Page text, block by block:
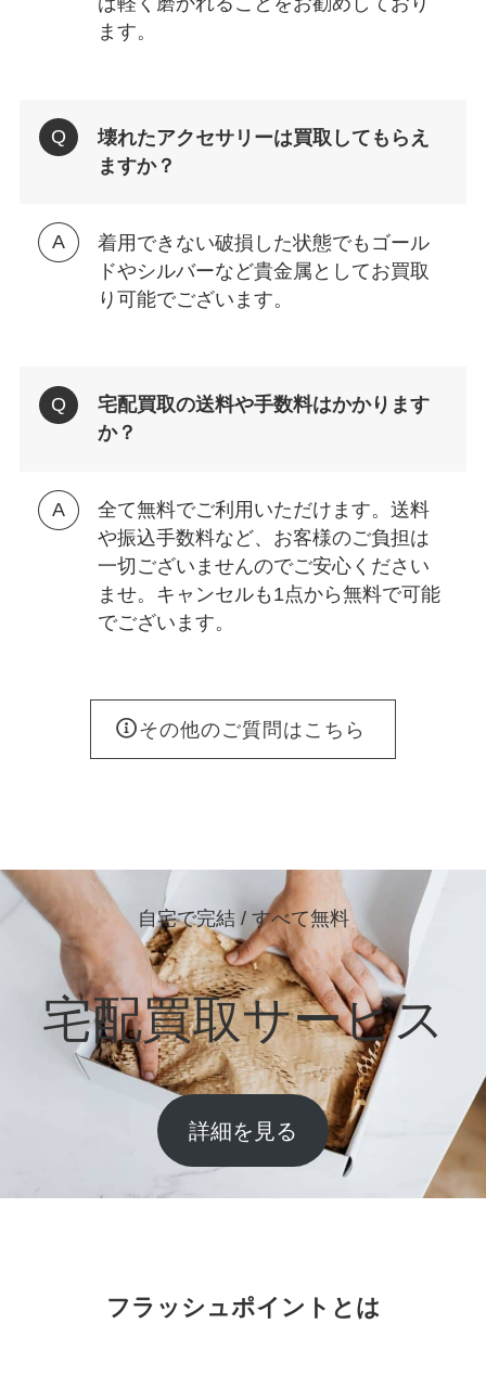
ます。
壊れたアクセサリーは買取してもらえ
ますか？
着用できない破損した状態でもゴール
ドやシルバーなど貴金属としてお買取
り可能でございます。
宅配買取の送料や手数料はかかります
か？
全て無料でご利用いただけます。送料
や振込手数料など、お客様のご負担は
一切ございませんのでご安心ください
ませ。キャンセルも1点から無料で可能
でございます。
その他のご質問はこちら
自宅で完結 / すべて無料
宅配買取サービス
詳細を見る
フラッシュポイントとは